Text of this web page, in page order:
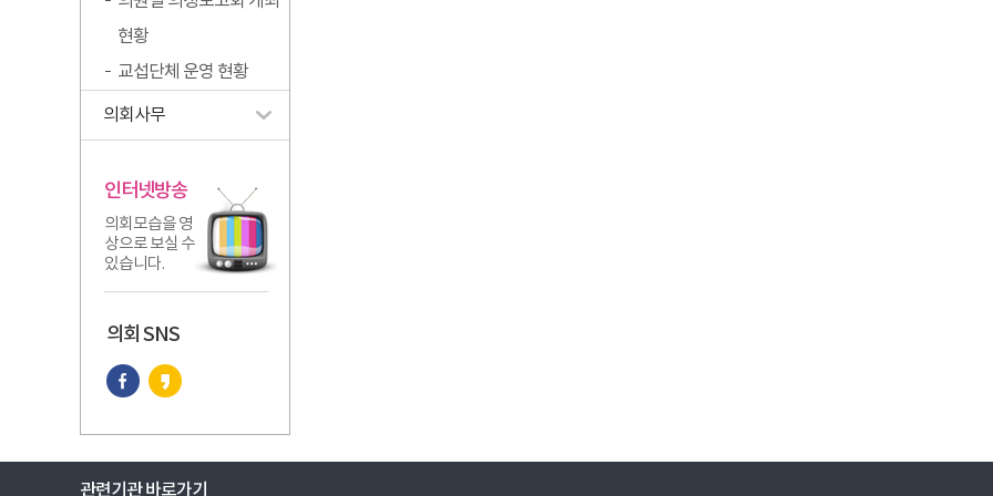
현황
교섭단체 운영 현황
의회사무
인터넷방송
의회모습을 영
상으로 보실 수
있습니다.
의회 SNS
관련기관 바로가기